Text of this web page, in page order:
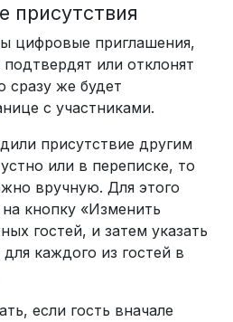
присутствия
цифровые приглашения,
подтвердят или отклонят
сразу же будет
с участниками.
присутствие другим
или в переписке, то
вручную. Для этого
кнопку «Изменить
гостей, и затем указать
каждого из гостей в
если гость вначале